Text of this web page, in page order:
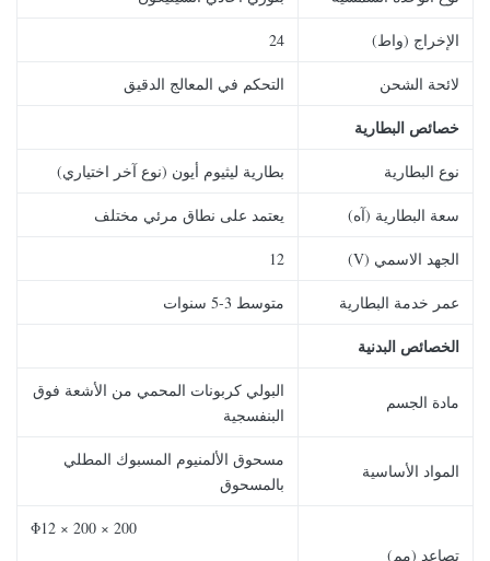
الإخراج (واط) 24
لائحة الشحن التحكم في المعالج الدقيق
خصائص البطارية
نوع البطارية بطارية ليثيوم أيون (نوع آخر اختياري)
سعة البطارية (آه) يعتمد على نطاق مرئي مختلف
الجهد الاسمي (V) 12
عمر خدمة البطارية متوسط ​​3-5 سنوات
الخصائص البدنية
مادة الجسم
البولي كربونات المحمي من الأشعة فوق
البنفسجية
المواد الأساسية
مسحوق الألمنيوم المسبوك المطلي
بالمسحوق
تصاعد (مم)
200 × 200 × Φ12